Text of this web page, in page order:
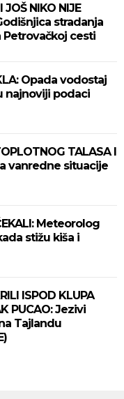
NIKO NIJE
stradanja
Petrovačkoj cesti
Opada vodostaj
najnoviji podaci
TALASA I
vanredne situacije
Meteorolog
stižu kiša i
ISPOD KLUPA
PUCAO: Jezivi
Tajlandu